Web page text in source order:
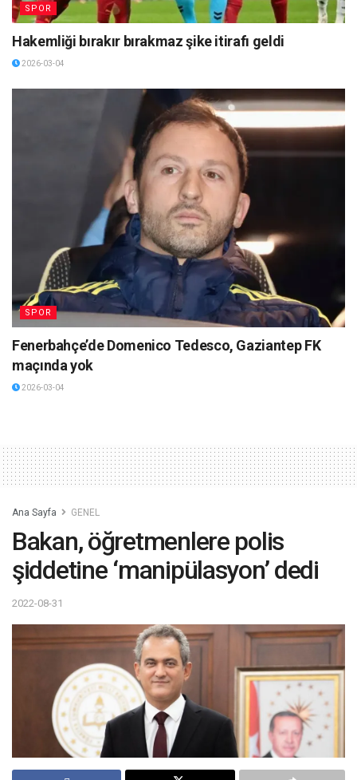
SPOR
Hakemliği bırakır bırakmaz şike itirafı geldi
2026-03-04
SPOR
Fenerbahçe’de Domenico Tedesco, Gaziantep FK
maçında yok
2026-03-04
Ana Sayfa GENEL
Bakan, öğretmenlere polis
şiddetine ‘manipülasyon’ dedi
2022-08-31